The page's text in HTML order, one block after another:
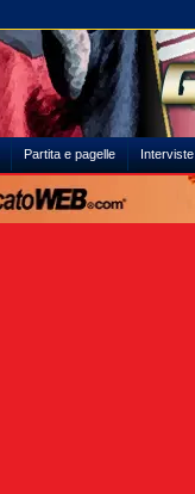
Partita e pagelle Interviste